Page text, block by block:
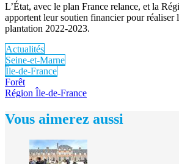
L’État, avec le plan France relance, et la
apportent leur soutien financier pour réaliser
plantation 2022-2023.
Actualités
Seine-et-Marne
Île-de-France
Forêt
Région Île-de-France
Vous aimerez aussi